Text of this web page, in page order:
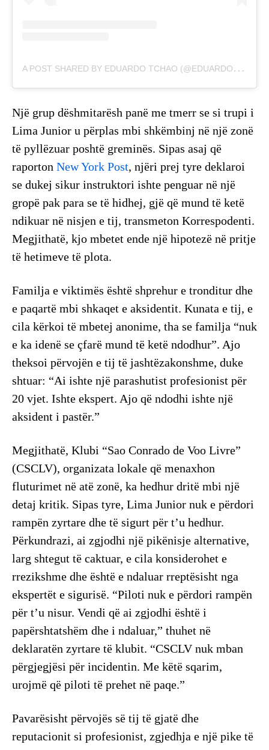
A
POST SHARED BY EDUARDO TCHAO (@EDUARDOTCHAO)
Një grup dëshmitarësh panë me tmerr se si trupi i
Lima Junior u përplas mbi shkëmbinj në një zonë
të pyllëzuar poshtë greminës. Sipas asaj që
raporton New York Post, njëri prej tyre deklaroi
se dukej sikur instruktori ishte penguar në një
gropë pak para se të hidhej, gjë që mund të ketë
ndikuar në nisjen e tij, transmeton Korrespodenti.
Megjithatë, kjo mbetet ende një hipotezë në pritje
të hetimeve të plota.
Familja e viktimës është shprehur e tronditur dhe
e paqartë mbi shkaqet e aksidentit. Kunata e tij, e
cila kërkoi të mbetej anonime, tha se familja “nuk
e ka idenë se çfarë mund të ketë ndodhur”. Ajo
theksoi përvojën e tij të jashtëzakonshme, duke
shtuar: “Ai ishte një parashutist profesionist për
20 vjet. Ishte ekspert. Ajo që ndodhi ishte një
aksident i pastër.”
Megjithatë, Klubi “Sao Conrado de Voo Livre”
(CSCLV), organizata lokale që menaxhon
fluturimet në atë zonë, ka hedhur dritë mbi një
detaj kritik. Sipas tyre, Lima Junior nuk e përdori
rampën zyrtare dhe të sigurt për t’u hedhur.
Përkundrazi, ai zgjodhi një pikënisje alternative,
larg shtegut të caktuar, e cila konsiderohet e
rrezikshme dhe është e ndaluar rreptësisht nga
ekspertët e sigurisë. “Piloti nuk e përdori rampën
për t’u nisur. Vendi që ai zgjodhi është i
papërshtatshëm dhe i ndaluar,” thuhet në
deklaratën zyrtare të klubit. “CSCLV nuk mban
përgjegjësi për incidentin. Me këtë sqarim,
urojmë që piloti të prehet në paqe.”
Pavarësisht përvojës së tij të gjatë dhe
reputacionit si profesionist, zgjedhja e një pike të